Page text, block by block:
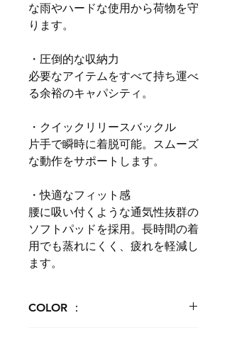
な雨やハードな使用から荷物を守
ります。
・圧倒的な収納力
必要なアイテムをすべて持ち運べ
る余裕のキャパシティ。
・クイックリリースバックル
片手で瞬時に着脱可能。スムーズ
な動作をサポートします。
・快適なフィット感
腰に吸い付くような通気性抜群の
ソフトパッドを採用。長時間の着
用でも蒸れにくく、疲れを軽減し
ます。
COLOR ：